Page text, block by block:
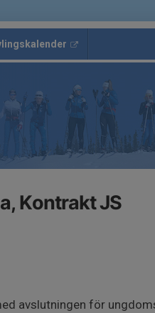
Kontrakt JS
avslutningen för